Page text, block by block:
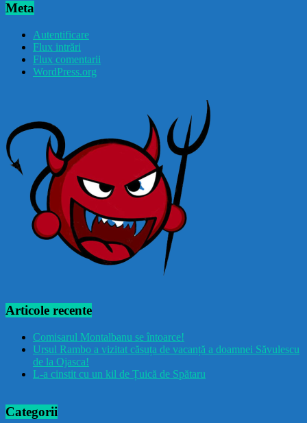
Meta
Autentificare
Flux intrări
Flux comentarii
WordPress.org
Articole recente
Comisarul Montalbanu se întoarce!
Ursul Rambo a vizitat căsuța de vacanță a doamnei Săvulescu
de la Ojasca!
L-a cinstit cu un kil de Țuică de Spătaru
Categorii